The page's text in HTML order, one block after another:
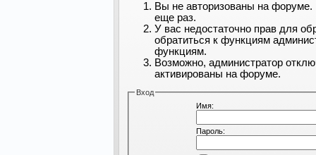
Вы не авторизованы на форуме.
еще раз.
У вас недостаточно прав для
обратиться к функциям
функциям.
Возможно, администратор
активированы на форуме.
Вход
Имя:
Пароль: